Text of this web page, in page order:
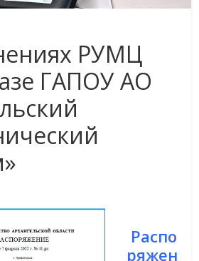
РУМЦ
ГАПОУ АО
Распо
ряжен